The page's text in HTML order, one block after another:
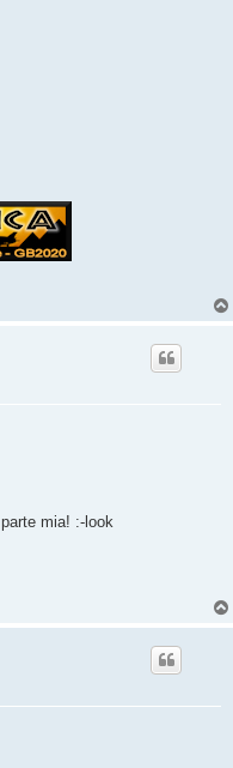
mia! :-look